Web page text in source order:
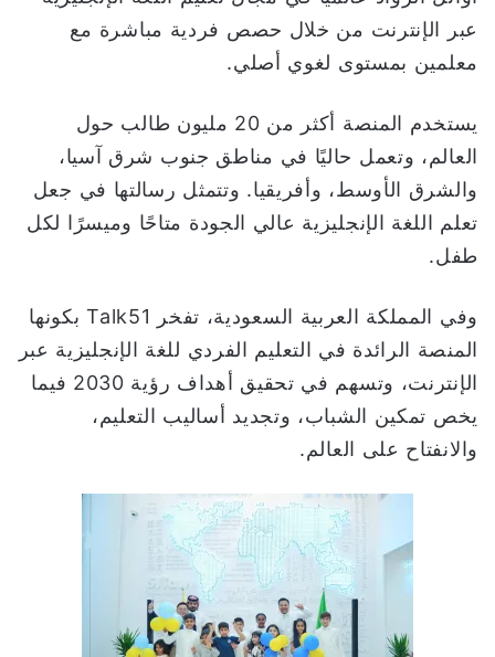
عبر الإنترنت من خلال حصص فردية مباشرة مع
معلمين بمستوى لغوي أصلي.
يستخدم المنصة أكثر من 20 مليون طالب حول
العالم، وتعمل حاليًا في مناطق جنوب شرق آسيا،
والشرق الأوسط، وأفريقيا. وتتمثل رسالتها في جعل
تعلم اللغة الإنجليزية عالي الجودة متاحًا وميسرًا لكل
طفل.
وفي المملكة العربية السعودية، تفخر Talk51 بكونها
المنصة الرائدة في التعليم الفردي للغة الإنجليزية عبر
الإنترنت، وتسهم في تحقيق أهداف رؤية 2030 فيما
يخص تمكين الشباب، وتجديد أساليب التعليم،
والانفتاح على العالم.